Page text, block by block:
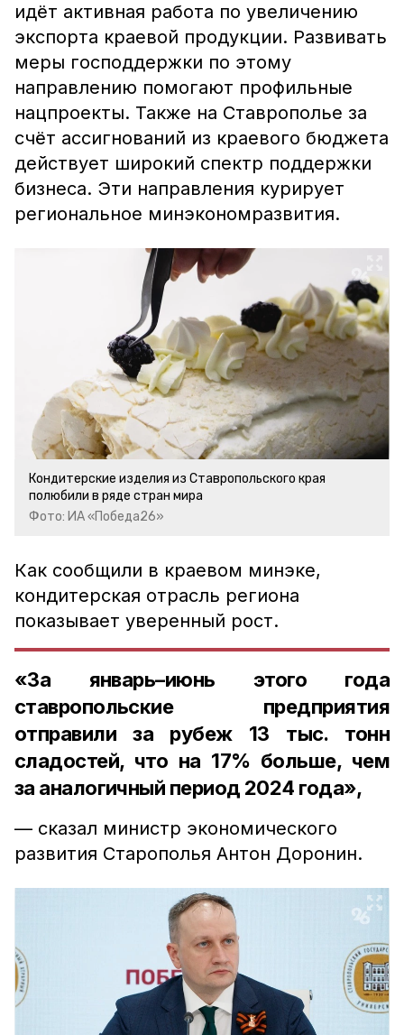
идёт активная работа по увеличению
экспорта краевой продукции. Развивать
меры господдержки по этому
направлению помогают профильные
нацпроекты. Также на Ставрополье за
счёт ассигнований из краевого бюджета
действует широкий спектр поддержки
бизнеса. Эти направления курирует
региональное минэкономразвития.
Кондитерские изделия из Ставропольского края
полюбили в ряде стран мира
Фото: ИА «Победа26»
Как сообщили в краевом минэке,
кондитерская отрасль региона
показывает уверенный рост.
«За январь–июнь этого года
ставропольские предприятия
отправили за рубеж 13 тыс. тонн
сладостей, что на 17% больше, чем
за аналогичный период 2024 года»,
— сказал министр экономического
развития Старополья Антон Доронин.